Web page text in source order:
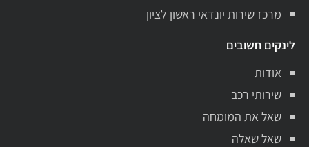
מרכז שירות יונדאי ראשון לציון
לינקים חשובים
אודות
שירותי רכב
שאל את המומחה
שאל שאלה